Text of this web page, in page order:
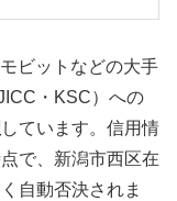
ビットなどの大手
・KSC）への
しています。信用情
で、新潟市西区在
自動否決されま